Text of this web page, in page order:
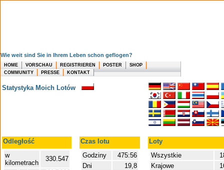
Wie weit sind Sie in Ihrem Leben schon geflogen?
HOME VORSCHAU REGISTRIEREN POSTER
SHOP
COMMUNITY
PRESSE KONTAKT
Statystyka Moich Lotów
Odległość Czas lotu
Loty
w
kilometrach
330.547
Godziny
475:56
Dni
19,8
Wszystkie
Krajowe